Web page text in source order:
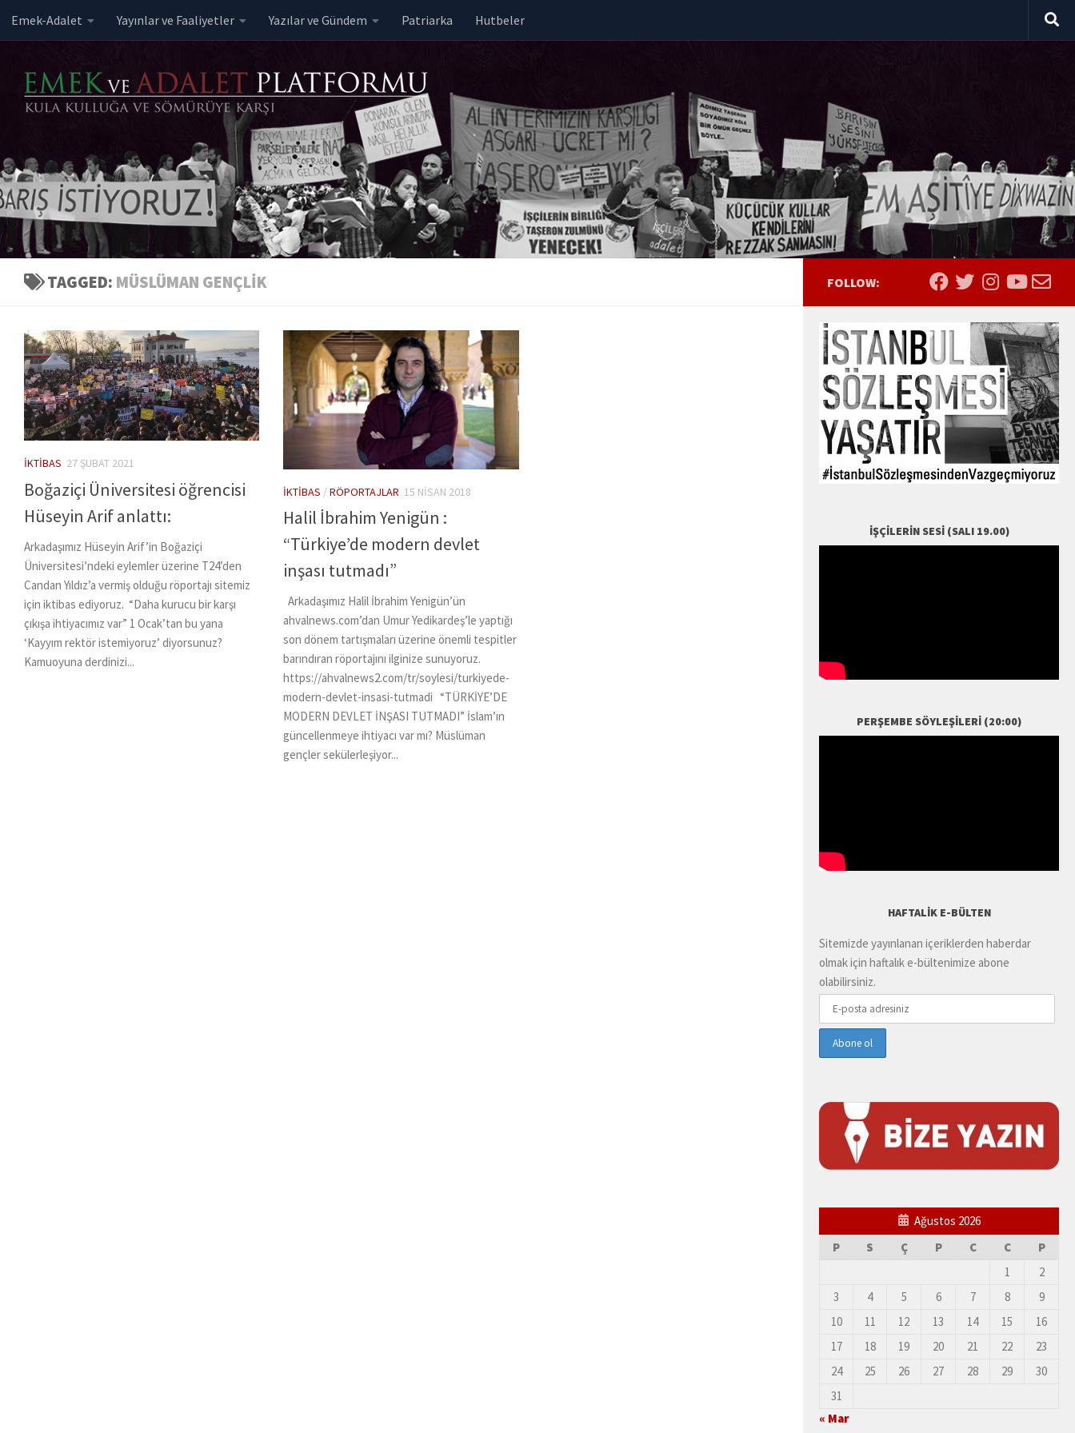
Skip to content
Emek-Adalet Yayınlar ve Faaliyetler Yazılar ve Gündem Patriarka Hutbeler
TAGGED: MÜSLÜMAN GENÇLIK
İKTIBAS 27 ŞUBAT 2021
Boğaziçi Üniversitesi öğrencisi
Hüseyin Arif anlattı:
Arkadaşımız Hüseyin Arif’in Boğaziçi
Üniversitesi’ndeki eylemler üzerine T24’den
Candan Yıldız’a vermiş olduğu röportajı sitemiz
için iktibas ediyoruz. “Daha kurucu bir karşı
çıkışa ihtiyacımız var” 1 Ocak’tan bu yana
‘Kayyım rektör istemiyoruz’ diyorsunuz?
Kamuoyuna derdinizi...
İKTIBAS /RÖPORTAJLAR 15 NISAN 2018
Halil İbrahim Yenigün :
“Türkiye’de modern devlet
inşası tutmadı”
Arkadaşımız Halil İbrahim Yenigün’ün
ahvalnews.com’dan Umur Yedikardeş’le yaptığı
son dönem tartışmaları üzerine önemli tespitler
barındıran röportajını ilginize sunuyoruz.
https://ahvalnews2.com/tr/soylesi/turkiyede-
modern-devlet-insasi-tutmadi “TÜRKİYE’DE
MODERN DEVLET İNŞASI TUTMADI” İslam’ın
güncellenmeye ihtiyacı var mı? Müslüman
gençler sekülerleşiyor...
FOLLOW:
İŞÇILERIN SESI (SALI 19.00)
PERŞEMBE SÖYLEŞILERI (20:00)
HAFTALIK E-BÜLTEN
Sitemizde yayınlanan içeriklerden haberdar
olmak için haftalık e-bültenimize abone
olabilirsiniz.
Ağustos 2026
P
S Ç P C C
P
1
2
3
4 5 6 7 8
9
10
11 12 13 14 15
16
17
18 19 20 21 22
23
24
25 26 27 28 29
30
31
« Mar